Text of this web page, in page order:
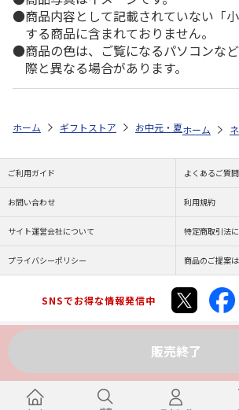
商品内容として記載されていない「
する商品に含まれておりません。
商品の色は、ご覧になるパソコンな
際と異なる場合があります。
販売終了
ホーム ギフトストア お中元・夏ギフト特集
ホーム
ご利用ガイド よくあるご質問
お問い合わせ 利用規約
サイト運営会社について 特定商取引法
プライバシーポリシー 商品のご提案
SNSでお得な情報発信中